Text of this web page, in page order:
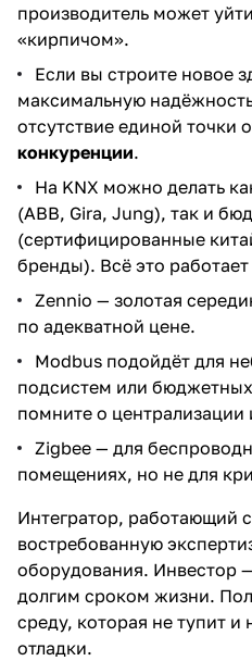
производитель может
«кирпичом».
Если вы строите новое
максимальную
отсутствие единой точки
конкуренции.
На KNX можно делать
(ABB, Gira, Jung), так и
(сертифицированные
бренды). Всё это
Zennio — золотая
по адекватной цене.
Modbus подойдёт для
подсистем или
помните о централизации
Zigbee — для
помещениях, но не для
Интегратор, работающий
востребованную
оборудования. Инвестор
долгим сроком жизни.
среду, которая не тупит и
отладки.